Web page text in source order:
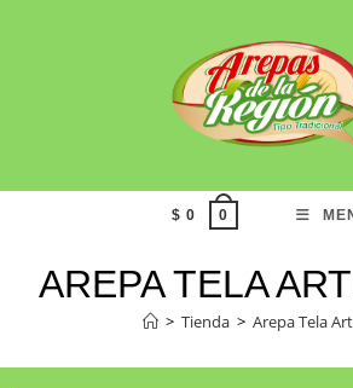
$ 0 0
AREPA TELA
> Tienda > Arepa Tela